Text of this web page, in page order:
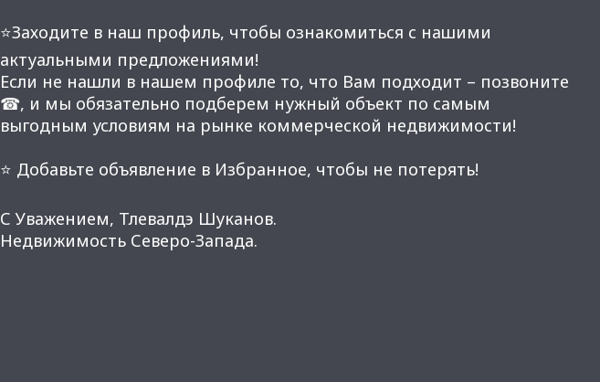
⭐Заходите в наш профиль, чтобы ознакомиться с нашими
актуальными предложениями!
Если не нашли в нашем профиле то, что Вам подходит – позвоните
☎, и мы обязательно подберем нужный объект по самым
выгодным условиям на рынке коммерческой недвижимости!
⭐ Добавьте объявление в Избранное, чтобы не потерять!
С Уважением, Тлевалдэ Шуканов.
Недвижимость Северо-Запада.